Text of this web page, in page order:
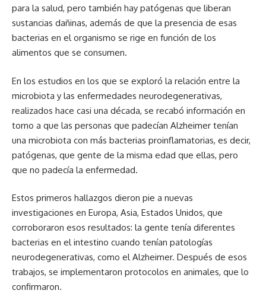
para la salud, pero también hay patógenas que liberan
sustancias dañinas, además de que la presencia de esas
bacterias en el organismo se rige en función de los
alimentos que se consumen.
En los estudios en los que se exploró la relación entre la
microbiota y las enfermedades neurodegenerativas,
realizados hace casi una década, se recabó información en
torno a que las personas que padecían Alzheimer tenían
una microbiota con más bacterias proinflamatorias, es decir,
patógenas, que gente de la misma edad que ellas, pero
que no padecía la enfermedad.
Estos primeros hallazgos dieron pie a nuevas
investigaciones en Europa, Asia, Estados Unidos, que
corroboraron esos resultados: la gente tenía diferentes
bacterias en el intestino cuando tenían patologías
neurodegenerativas, como el Alzheimer. Después de esos
trabajos, se implementaron protocolos en animales, que lo
confirmaron.